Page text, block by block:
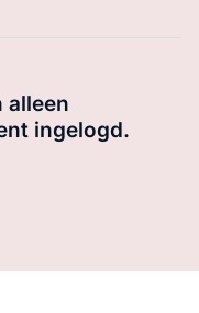
alleen
ingelogd.